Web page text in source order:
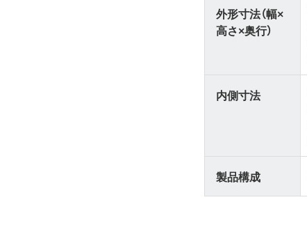
外形寸法（幅×
高さ×奥行）
内側寸法
製品構成